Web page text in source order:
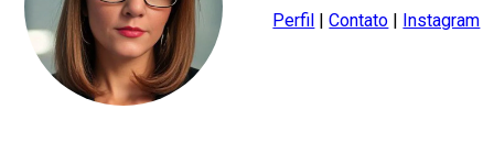
Perfil |Contato | Instagram